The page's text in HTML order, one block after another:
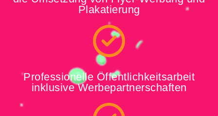
Plakatierung
Professionelle Öffentlichkeitsarbeit
inklusive Werbepartnerschaften